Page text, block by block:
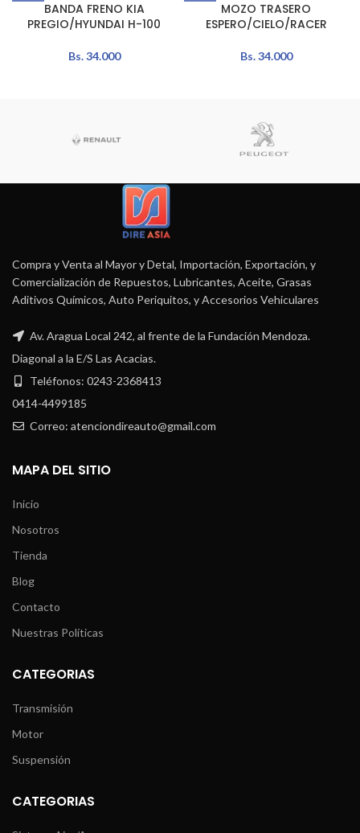
BANDA FRENO KIA
PREGIO/HYUNDAI H-100
Bs.34.000
MOZO TRASERO
ESPERO/CIELO/RACER
Bs.34.000
Compra y Venta al Mayor y Detal, Importación, Exportación, y
Comercialización de Repuestos, Lubricantes, Aceite, Grasas
Aditivos Químicos, Auto Periquitos, y Accesorios Vehiculares
Av. Aragua Local 242, al frente de la Fundación Mendoza.
Diagonal a la E/S Las Acacias.
Teléfonos: 0243-2368413
0414-4499185
Correo: atenciondireauto@gmail.com
MAPA DEL SITIO
Inicio
Nosotros
Tienda
Blog
Contacto
Nuestras Políticas
CATEGORIAS
Transmisión
Motor
Suspensión
CATEGORIAS